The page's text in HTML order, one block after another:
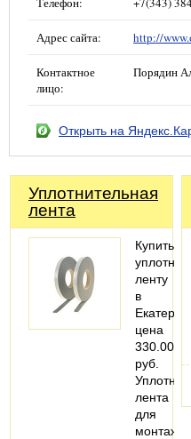
Адрес сайта: http://
Контактное
лицо:
Порядин
Открыть на
Уплотнительная
лента
Купить
ленту
в
цена
330.00
руб.
лента
для
монтажа